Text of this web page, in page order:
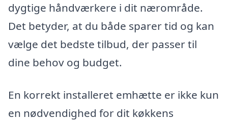
dygtige håndværkere i dit nærområde.
Det betyder, at du både sparer tid og kan
vælge det bedste tilbud, der passer til
dine behov og budget.
En korrekt installeret emhætte er ikke kun
en nødvendighed for dit køkkens